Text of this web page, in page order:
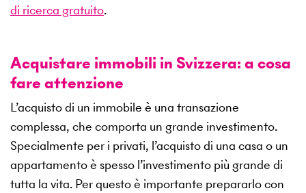
di ricerca gratuito.
Acquistare immobili in Svizzera: a cosa
fare attenzione
L’acquisto di un immobile è una transazione
complessa, che comporta un grande investimento.
Specialmente per i privati, l’acquisto di una casa o un
appartamento è spesso l’investimento più grande di
tutta la vita. Per questo è importante prepararlo con